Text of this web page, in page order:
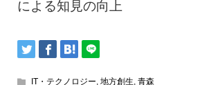
による知見の向上
IT・テクノロジー 地方創生 青森